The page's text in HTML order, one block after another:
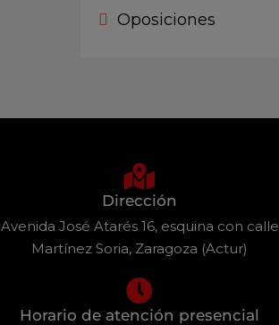
Oposiciones
Dirección
Avenida José Atarés 16, esquina con calle
Martínez Soria, Zaragoza (Actur)
Horario de atención presencial